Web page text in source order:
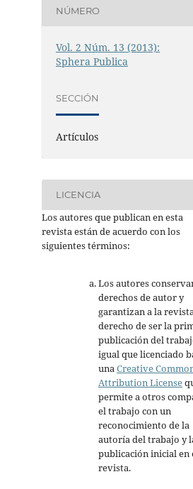
NÚMERO
Vol. 2 Núm. 13 (2013):
Sphera Publica
SECCIÓN
Artículos
LICENCIA
Los autores que publican en esta
revista están de acuerdo con los
siguientes términos:
Los autores
derechos de autor y
garantizan a la
derecho de ser la
publicación del
igual que licenciado
unaCreative
Attribution License
permite a otros
el trabajo con un
reconocimiento de la
autoría del trabajo y
publicación inicial en
revista.